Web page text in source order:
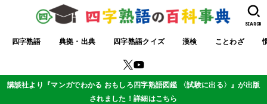
四字熟語 典拠・出典 四字熟語クイズ 漢検 ことわざ
SEARCH
講談社より『マンガでわかる おもしろ四字熟語図鑑 〈試験に出る〉』が出版
されました！詳細はこちら